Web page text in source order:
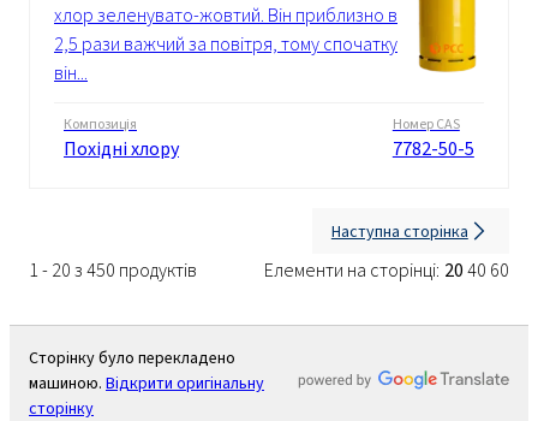
хлор зеленувато-жовтий. Він приблизно в
2,5 рази важчий за повітря, тому спочатку
він...
Композиція
Похідні хлору
Номер CAS
7782-50-5
1 - 20 з 450 продуктів Елементи на сторінці: 2040 60
Наступна сторінка
Сторінку було перекладено
машиною. Відкрити оригінальну
сторінку